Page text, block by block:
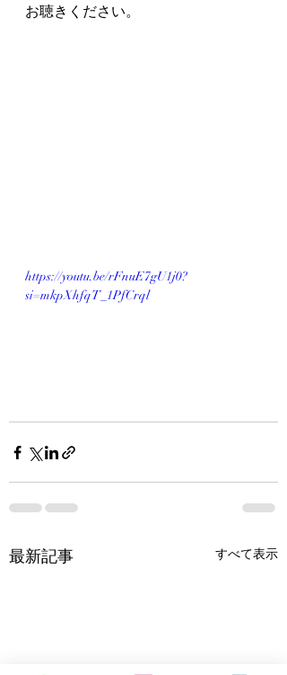
お聴きください。
https://youtu.be/rFnuE7gU1j0?
si=mkpXhfqT_1PfCrql
最新記事 すべて表示